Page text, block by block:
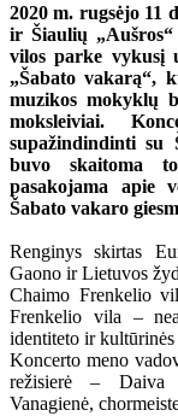
2020 m. rugsėjo 11
ir Šiaulių
vilos parke vykusį
„Šabato vakarą“,
muzikos mokyklų
moksleiviai.
supažindindinti su
buvo skaitoma
pasakojama apie
Šabato vakaro
Renginys skirtas
Gaono ir Lietuvos
Chaimo Frenkelio
Frenkelio vila –
identiteto ir
Koncerto meno
režisierė – Daiva
Vanagienė,